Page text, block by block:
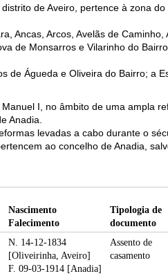
de Aveiro, pertence à zona
Ancas, Arcos, Avelãs de
de Monsarros e Vilarinho do
de Águeda e Oliveira do Bairro; a
I, no âmbito de uma ampla
Anadia.
levadas a cabo durante o
ao concelho de Anadia,
Nascimento
Falecimento
Tipologia de
documento
N. 14-12-1834
[Oliveirinha, Aveiro]
F. 09-03-1914 [Anadia]
Assento de
casamento